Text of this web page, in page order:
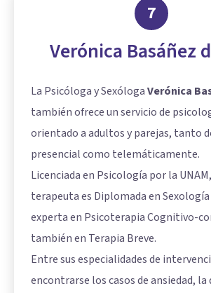
7
Verónica Basáñez
La Psicóloga y SexólogaVerónica
también ofrece un servicio de
orientado a adultos y parejas, tanto
presencial como telemáticamente.
Licenciada en Psicología por la
terapeuta es Diplomada en
experta en Psicoterapia Cognitivo-
también en Terapia Breve.
Entre sus especialidades de
encontrarse los casos de ansiedad, la